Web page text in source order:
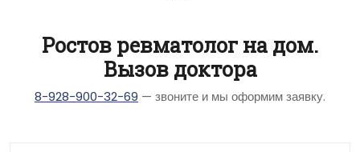
Ростов ревматолог на дом.
Вызов доктора
8-928-900-32-69 — звоните и мы оформим заявку.